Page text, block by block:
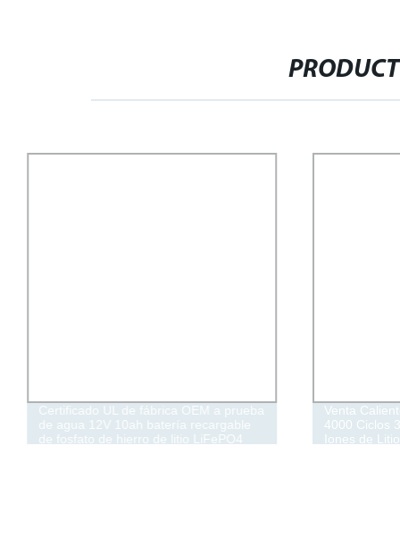
Certificado UL de fábrica OEM a prueba
de agua 12V 10ah batería recargable
de fosfato de hierro de litio LiFePO4
Venta
4000 Ciclos
Iones de